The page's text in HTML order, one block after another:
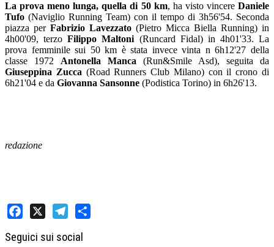
La prova meno lunga, quella di 50 km, ha visto vincereDaniele
Tufo (Naviglio Running Team) con il tempo di 3h56'54. Seconda
piazza per Fabrizio Lavezzato (Pietro Micca Biella Running) in
4h00'09, terzoFilippo Maltoni(Runcard Fidal) in 4h01'33. La
prova femminile sui 50 km è stata invece vinta n 6h12'27 della
classe 1972 Antonella Manca (Run&Smile Asd), seguita da
Giuseppina Zucca(Road Runners Club Milano) con il crono di
6h21'04 e da Giovanna Sansonne (Podistica Torino) in 6h26'13.
redazione
Seguici sui social